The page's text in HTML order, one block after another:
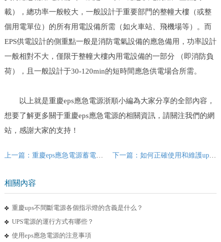
載），總功率一般較大，一般設計于重要部門的整幢大樓（或整
個用電單位）的所有用電設備所需（如火車站、飛機場等）。而
EPS供電設計的側重點一般是消防電氣設備的應急備用，功率設計
一般相對不大，僅限于整幢大樓內用電設備的一部分 （即消防負
荷），且一般設計于30-120min的短時間應急供電場合所需。
以上就是重慶eps應急電源浙順小編為大家分享的全部內容，
想要了解更多關于重慶eps應急電源的相關資訊，請關注我們的網
站，感謝大家的支持！
上一篇：重慶eps應急電源蓄電池的安裝注意問題
相關內容
重慶ups不間斷電源各個指示燈的含義是什么？
UPS電源的運行方式有哪些？
使用eps應急電源的注意事項